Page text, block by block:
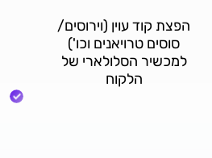
הפצת קוד עוין (וירוסים/
סוסים טרויאנים וכו')
למכשיר הסלולארי של
הלקוח